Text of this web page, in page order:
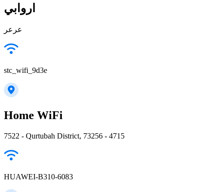
اروابي
عرعر
stc_wifi_9d3e
Home WiFi
7522 - Qurtubah District, 73256 - 4715
HUAWEI-B310-6083